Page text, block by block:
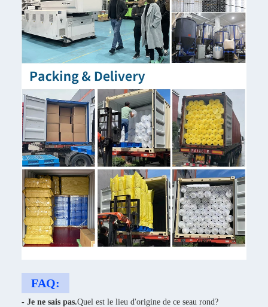
FAQ:
- Je ne sais pas.Quel est le lieu d'origine de ce seau rond?